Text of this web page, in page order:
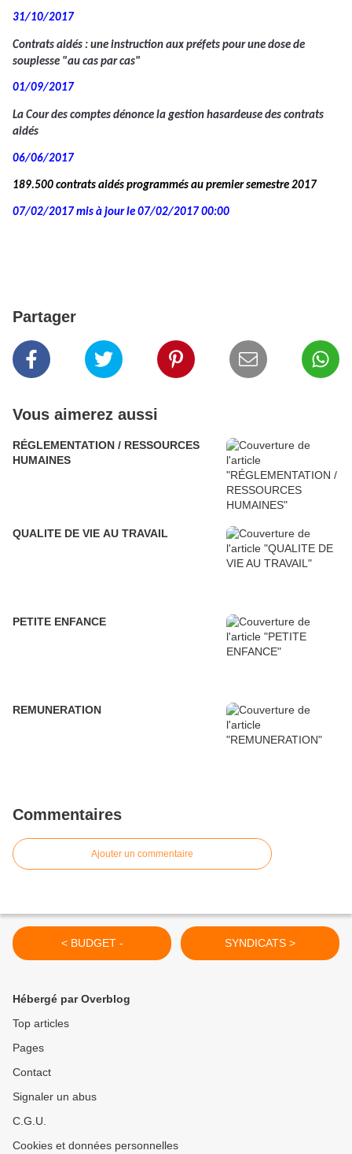
31/10/2017
Contrats aidés : une instruction aux préfets pour une dose de
souplesse "au cas par cas"
01/09/2017
La Cour des comptes dénonce la gestion hasardeuse des contrats
aidés
06/06/2017
189.500 contrats aidés programmés au premier semestre 2017
07/02/2017 mis à jour le 07/02/2017 00:00
Partager
Vous aimerez aussi
RÉGLEMENTATION / RESSOURCES
HUMAINES
QUALITE DE VIE AU TRAVAIL
PETITE ENFANCE
REMUNERATION
Commentaires
Ajouter un commentaire
< BUDGET - SYNDICATS >
Hébergé par Overblog
Top articles
Pages
Contact
Signaler un abus
C.G.U.
Cookies et données personnelles